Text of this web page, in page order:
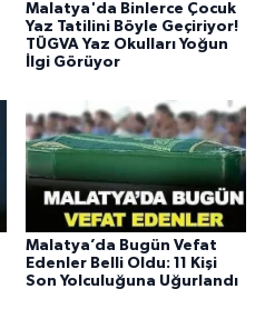
Malatya'da Binlerce Çocuk
Yaz Tatilini Böyle Geçiriyor!
TÜGVA Yaz Okulları Yoğun
İlgi Görüyor
Malatya’da Bugün Vefat
Edenler Belli Oldu: 11 Kişi
Son Yolculuğuna Uğurlandı